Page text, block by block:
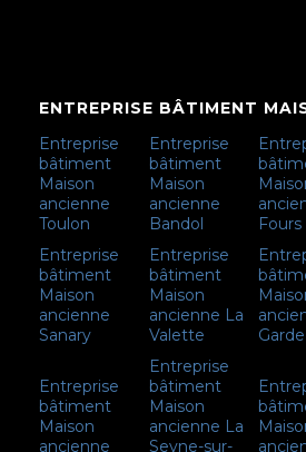
ENTREPRISE BÂTIMENT
Entreprise
bâtiment
Maison
ancienne
Toulon
Entreprise
bâtiment
Maison
ancienne
Bandol
Fours
Entreprise
bâtiment
Maison
ancienne
Sanary
Entreprise
bâtiment
Maison
ancienne La
Valette
Garde
Entreprise
bâtiment
Maison
ancienne
Entreprise
bâtiment
Maison
ancienne La
Seyne-sur-